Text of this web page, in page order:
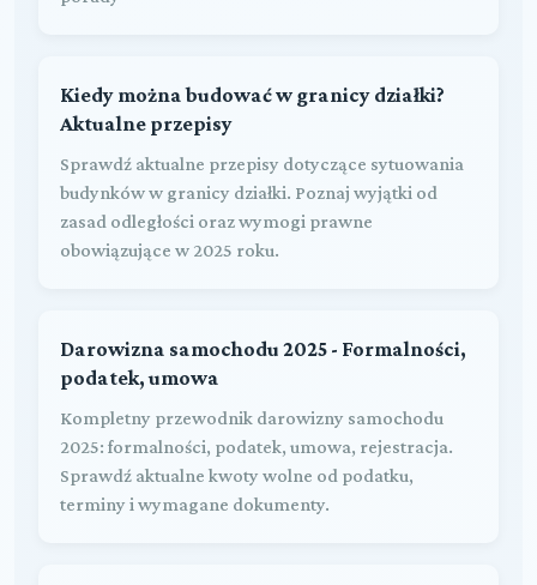
Kiedy można budować w granicy działki?
Aktualne przepisy
Sprawdź aktualne przepisy dotyczące sytuowania
budynków w granicy działki. Poznaj wyjątki od
zasad odległości oraz wymogi prawne
obowiązujące w 2025 roku.
Darowizna samochodu 2025 - Formalności,
podatek, umowa
Kompletny przewodnik darowizny samochodu
2025: formalności, podatek, umowa, rejestracja.
Sprawdź aktualne kwoty wolne od podatku,
terminy i wymagane dokumenty.